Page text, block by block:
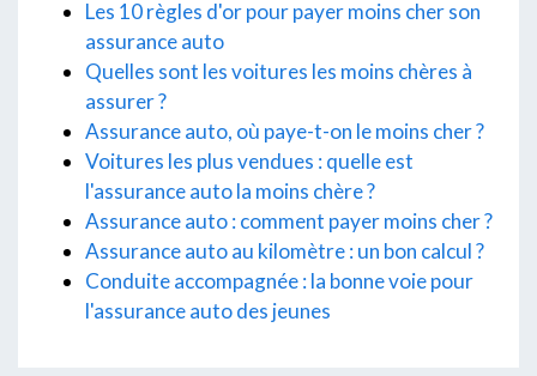
Les 10 règles d'or pour payer moins cher son
assurance auto
Quelles sont les voitures les moins chères à
assurer ?
Assurance auto, où paye-t-on le moins cher ?
Voitures les plus vendues : quelle est
l'assurance auto la moins chère ?
Assurance auto : comment payer moins cher ?
Assurance auto au kilomètre : un bon calcul ?
Conduite accompagnée : la bonne voie pour
l'assurance auto des jeunes